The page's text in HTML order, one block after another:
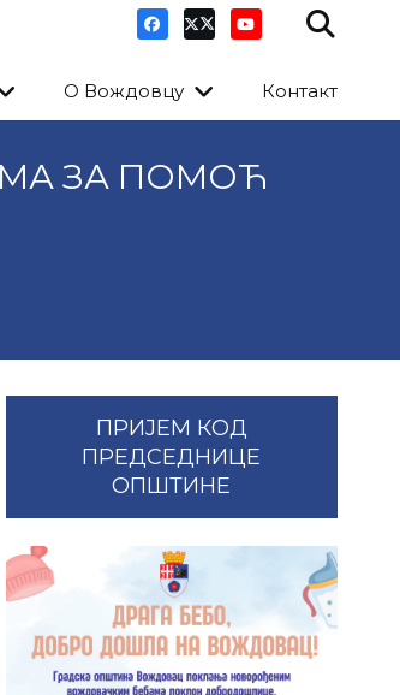
О Вождовцу Контакт
ЗА ПОМОЋ
ПРИЈЕМ КОД
ПРЕДСЕДНИЦЕ
ОПШТИНЕ